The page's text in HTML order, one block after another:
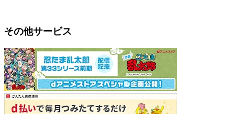
その他サービス